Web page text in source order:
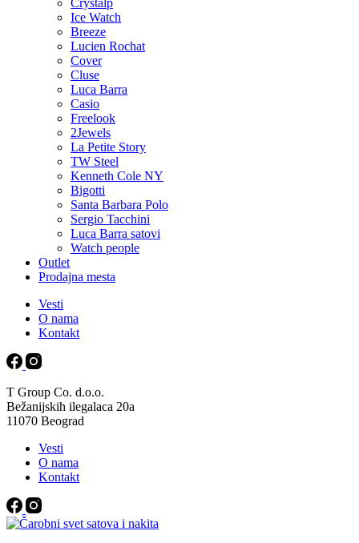
Crystalp
Ice Watch
Breeze
Lucien Rochat
Cover
Cluse
Luca Barra
Casio
Freelook
2Jewels
La Petite Story
TW Steel
Kenneth Cole NY
Bigotti
Santa Barbara Polo
Sergio Tacchini
Luca Barra satovi
Watch people
Outlet
Prodajna mesta
Vesti
O nama
Kontakt
T Group Co. d.o.o.
Bežanijskih ilegalaca 20a
11070 Beograd
Vesti
O nama
Kontakt